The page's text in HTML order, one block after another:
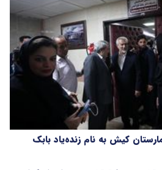
کیش به نام زنده‌یاد بابک